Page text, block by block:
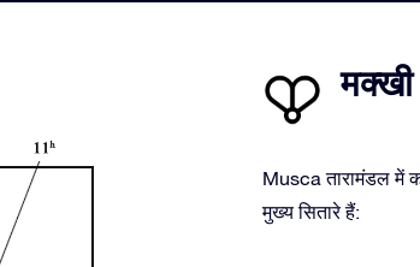
Musca तारामंडल में
मुख्य सितारे हैं: